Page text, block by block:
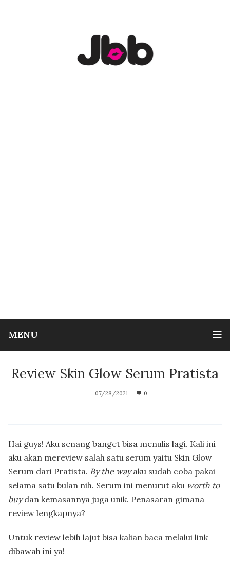
MENU
Review Skin Glow Serum Pratista
07/28/2021 0
Hai guys! Aku senang banget bisa menulis lagi. Kali ini
aku akan mereview salah satu serum yaitu Skin Glow
Serum dari Pratista. By the wayaku sudah coba pakai
selama satu bulan nih. Serum ini menurut aku worth to
buydan kemasannya juga unik. Penasaran gimana
review lengkapnya?
Untuk review lebih lajut bisa kalian baca melalui link
dibawah ini ya!